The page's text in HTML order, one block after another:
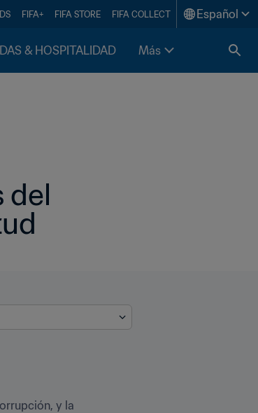
FIFA+ FIFA STORE FIFA COLLECT Español
& HOSPITALIDAD Más
del
y la